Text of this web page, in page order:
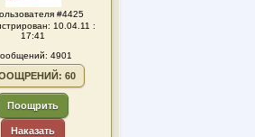
#4425
10.04.11 :
17:41
4901
60
Поощрить
Наказать